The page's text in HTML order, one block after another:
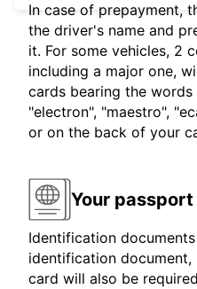
In case of prepayment,
the driver's name and
it. For some vehicles, 2
including a major one,
cards bearing the
"electron", "maestro",
or on the back of your
Your passport
Identification
identification document,
card will also be